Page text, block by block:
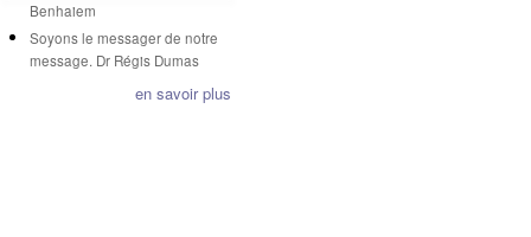
Benhaiem
Soyons le messager de notre
message. Dr Régis Dumas
en savoir plus